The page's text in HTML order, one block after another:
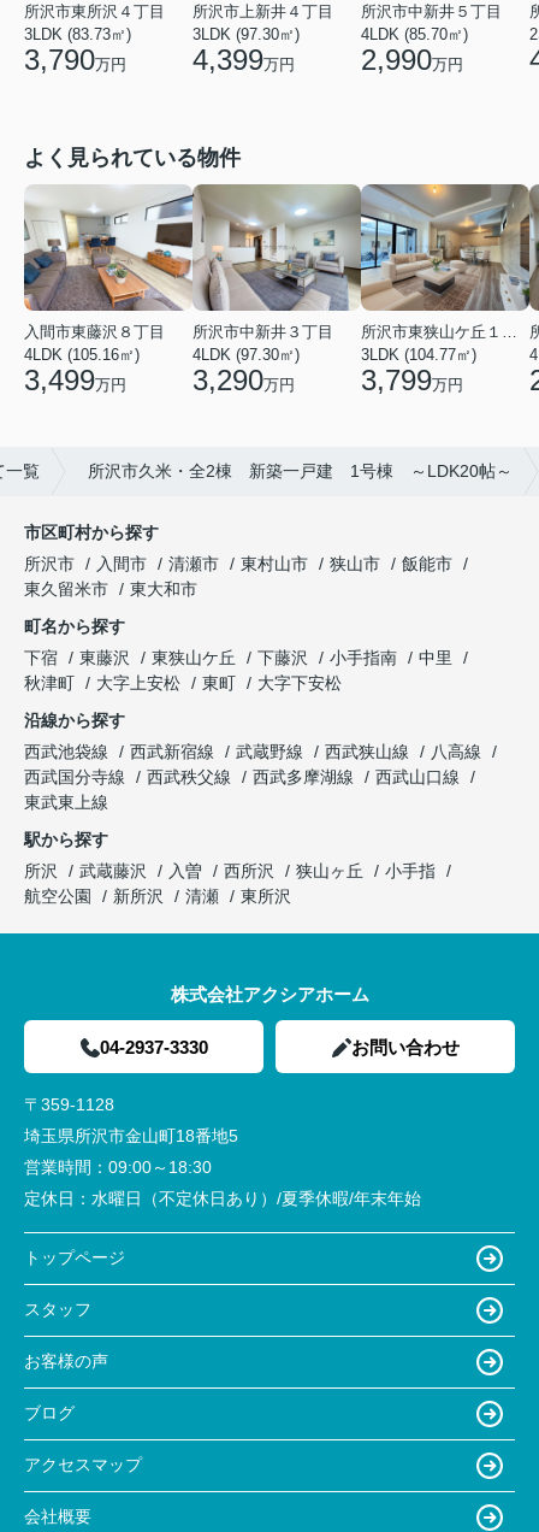
所沢市東所沢４丁目
3LDK (83.73㎡)
3,790万円
所沢市上新井４丁目
3LDK (97.30㎡)
4,399万円
所沢市中新井５丁目
4LDK (85.70㎡)
2,990万円
よく見られている物件
入間市東藤沢８丁目
4LDK (105.16㎡)
3,499万円
所沢市中新井３丁目
4LDK (97.30㎡)
3,290万円
3LDK (104.77㎡)
3,799万円
一覧 所沢市久米・全2棟 新築一戸建 1号棟 ～LDK20帖～
市区町村から探す
所沢市
入間市 清瀬市 東村山市 狭山市
飯能市
東久留米市
東大和市
町名から探す
下宿
東藤沢 東狭山ケ丘 下藤沢 小手指南
中里
秋津町
大字上安松 東町
大字下安松
沿線から探す
西武池袋線
西武新宿線 武蔵野線 西武狭山線
八高線
西武国分寺線
西武秩父線 西武多摩湖線
西武山口線
東武東上線
駅から探す
所沢
武蔵藤沢 入曽 西所沢 狭山ヶ丘
小手指
航空公園
新所沢 清瀬 東所沢
株式会社アクシアホーム
04-2937-3330 お問い合わせ
〒359-1128
埼玉県所沢市金山町18番地5
営業時間： 09:00～18:30
定休日： 水曜日（不定休日あり）/夏季休暇/年末年始
トップページ
スタッフ
お客様の声
ブログ
アクセスマップ
会社概要